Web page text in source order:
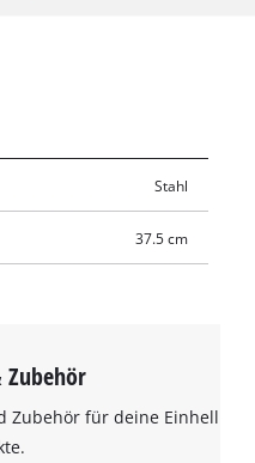
werden. Mit dem neuen,
wieder sauber
Stahl
37.5 cm
Zubehör
Zubehör für deine Einhell